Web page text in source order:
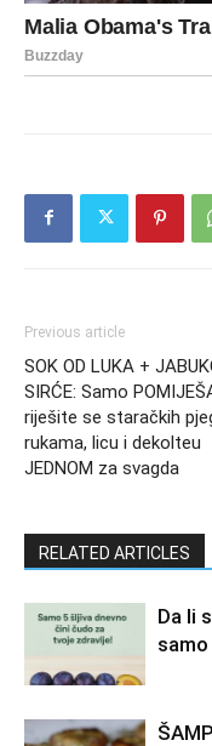
Previous article
SOK OD LUKA +
SIRĆE: Samo
riješite se staračkih
rukama, licu i dekolteu
JEDNOM za svagda
RELATED ARTICLES
Da li